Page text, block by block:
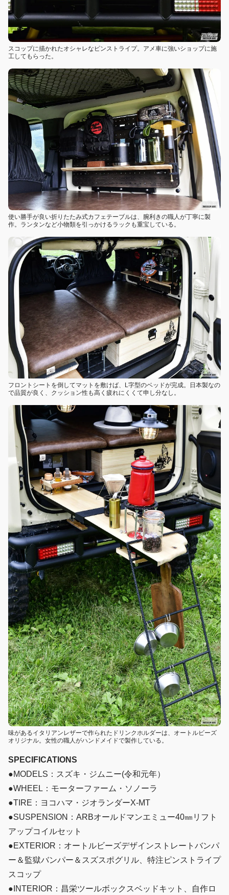
スコップに描かれたオシャレなピンストライプ。アメ車に強いショップに施
工してもらった。
使い勝手が良い折りたたみ式カフェテーブルは、腕利きの職人が丁寧に製
作。ランタンなど小物類を引っかけるラックも重宝している。
フロントシートを倒してマットを敷けば、L字型のベッドが完成。日本製なの
で品質が良く、クッション性も高く疲れにくくて申し分なし。
味があるイタリアンレザーで作られたドリンクホルダーは、オートルビーズ
オリジナル。女性の職人がハンドメイドで製作している。
SPECIFICATIONS
●MODELS：スズキ・ジムニー(令和元年）
●WHEEL：モーターファーム・ソノーラ
●TIRE：ヨコハマ・ジオランダーX-MT
●SUSPENSION：ARBオールドマンエミュー40㎜リフト
アップコイルセット
●EXTERIOR：オートルビーズデザインストレートバンパ
ー＆監獄バンパー＆スズスポグリル、特注ピンストライプ
スコップ
●INTERIOR：昌栄ツールボックスベッドキット、自作ロ